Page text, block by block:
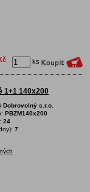
ks
1+1 140x200
Dobrovolný s.r.o.
PBZM140x200
24
7